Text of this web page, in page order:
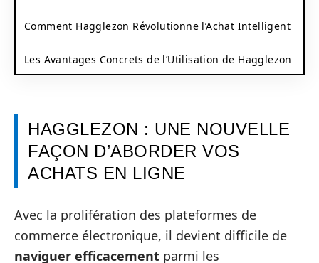
Comment Hagglezon Révolutionne l’Achat Intelligent
Les Avantages Concrets de l’Utilisation de Hagglezon
HAGGLEZON : UNE NOUVELLE
FAÇON D’ABORDER VOS
ACHATS EN LIGNE
Avec la prolifération des plateformes de
commerce électronique, il devient difficile de
naviguer efficacement parmi les